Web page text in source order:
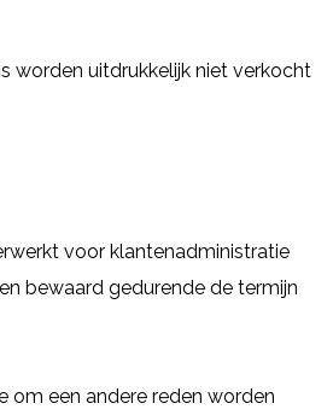
worden uitdrukkelijk niet verkocht
voor klantenadministratie
bewaard gedurende de termijn
om een andere reden worden